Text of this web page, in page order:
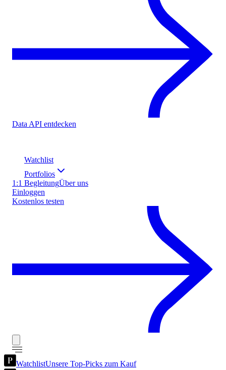
Data API entdecken
Watchlist
Portfolios
1:1 BegleitungÜber uns
Einloggen
Kostenlos testen
WatchlistUnsere Top-Picks zum Kauf